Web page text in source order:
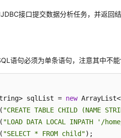
接口提交数据分析任务，并返回结
语句必须为单条语句，注意其中不
sqlList = new
( "CREATE TABLE CHILD (NAME
( "LOAD DATA LOCAL INPATH '/
( "SELECT * FROM child");